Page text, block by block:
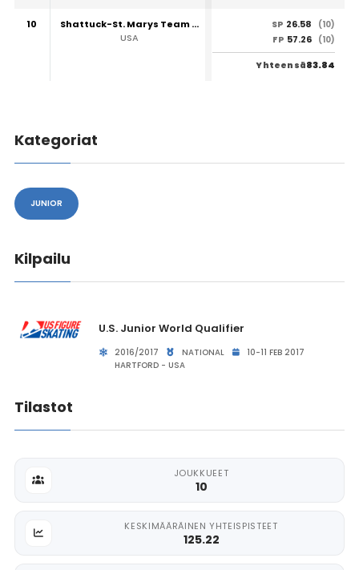
10
Shattuck-St. Marys Team Sabres
USA
SP 26.58
(10)
FP 57.26 (10)
Yhteensä83.84
Kategoriat
JUNIOR
Kilpailu
U.S. Junior World Qualifier
2016/2017 NATIONAL
10-11 FEB 2017
HARTFORD - USA
Tilastot
JOUKKUEET
10
KESKIMÄÄRÄINEN YHTEISPISTEET
125.22